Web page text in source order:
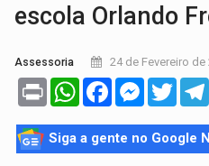
escola Orlando
Assessoria 24 de Fevereiro de
Print WhatsAppFacebookMessenger
Siga a gente no Google